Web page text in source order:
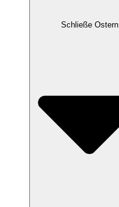
Schließe Ostern